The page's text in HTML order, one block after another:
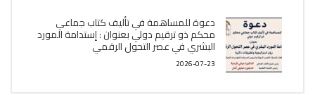
دعوة للمساهمة في تأليف كتاب جماعي
محكم ذو ترقيم دولي بعنوان : إستدامة المورد
البشري في عصر التحول الرقمي
2026-07-23